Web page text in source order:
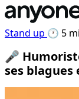
Stand up 🕐 5
🎤
ses blagues